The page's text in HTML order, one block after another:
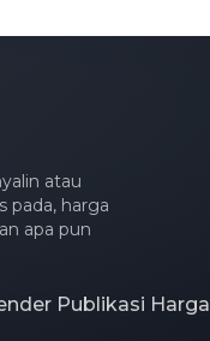
atau
pada, harga
apa pun
Publikasi Harga